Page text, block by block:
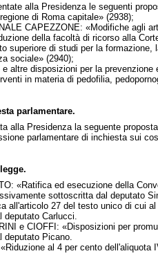
alla Presidenza le seguenti
di Roma capitale» (2938);
CAPEZZONE: «Modifiche agli
della facoltà di ricorso alla
superiore di studi per la
sociale» (2940);
altre disposizioni per la
in materia di pedofilia,
parlamentare.
alla Presidenza la seguente
parlamentare di inchiesta sui
«Ratifica ed esecuzione della
sottoscritta dal deputato
all'articolo 27 del testo unico di cui
Carlucci.
e CIOFFI: «Disposizioni per
Picano.
al 4 per cento